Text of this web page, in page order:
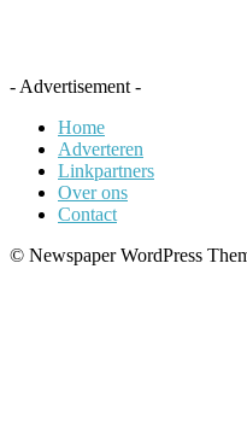
- Advertisement -
Home
Adverteren
Linkpartners
Over ons
Contact
© Newspaper WordPress